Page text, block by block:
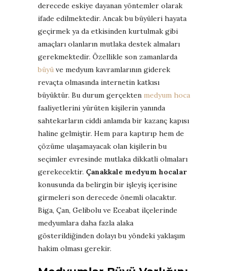
derecede eskiye dayanan yöntemler olarak
ifade edilmektedir. Ancak bu büyüleri hayata
geçirmek ya da etkisinden kurtulmak gibi
amaçları olanların mutlaka destek almaları
gerekmektedir. Özellikle son zamanlarda
büyü ve medyum kavramlarının giderek
revaçta olmasında internetin katkısı
büyüktür. Bu durum gerçekten medyum hoca
faaliyetlerini yürüten kişilerin yanında
sahtekarların ciddi anlamda bir kazanç kapısı
haline gelmiştir. Hem para kaptırıp hem de
çözüme ulaşamayacak olan kişilerin bu
seçimler evresinde mutlaka dikkatli olmaları
gerekecektir. Çanakkale medyum hocalar
konusunda da belirgin bir işleyiş içerisine
girmeleri son derecede önemli olacaktır.
Biga, Çan, Gelibolu ve Eceabat ilçelerinde
medyumlara daha fazla alaka
gösterildiğinden dolayı bu yöndeki yaklaşım
hakim olması gerekir.